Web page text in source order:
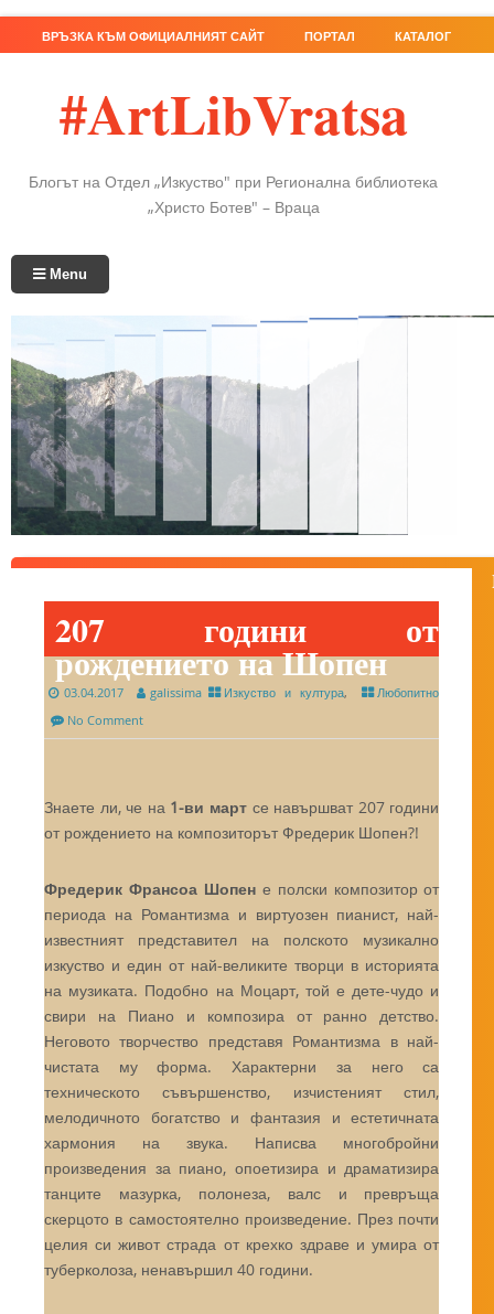
ВРЪЗКА КЪМ ОФИЦИАЛНИЯТ САЙТ ПОРТАЛ КАТАЛОГ
#ArtLibVratsa
Блогът на Отдел „Изкуство" при Регионална библиотека
„Христо Ботев" – Враца
Menu
207 години от
рождението на Шопен
03.04.2017 galissima Изкуство и култура,
Любопитно
No Comment
Знаете ли, че на 1-ви март се навършват 207 години
от рождението на композиторът Фредерик Шопен?!
Фредерик Франсоа Шопен е полски композитор от
периода на Романтизма и виртуозен пианист, най-
известният представител на полското музикално
изкуство и един от най-великите творци в историята
на музиката. Подобно на Моцарт, той е дете-чудо и
свири на Пиано и композира от ранно детство.
Неговото творчество представя Романтизма в най-
чистата му форма. Характерни за него са
техническото съвършенство, изчистеният стил,
мелодичното богатство и фантазия и естетичната
хармония на звука. Написва многобройни
произведения за пиано, опоетизира и драматизира
танците мазурка, полонеза, валс и превръща
скерцото в самостоятелно произведение. През почти
целия си живот страда от крехко здраве и умира от
туберколоза, ненавършил 40 години.